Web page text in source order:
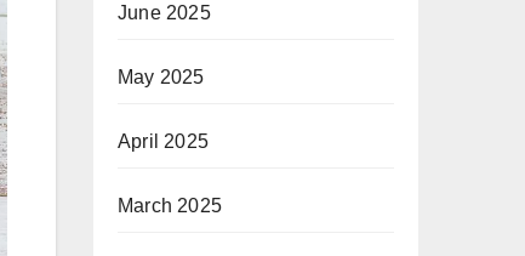
June 2025
May 2025
April 2025
March 2025